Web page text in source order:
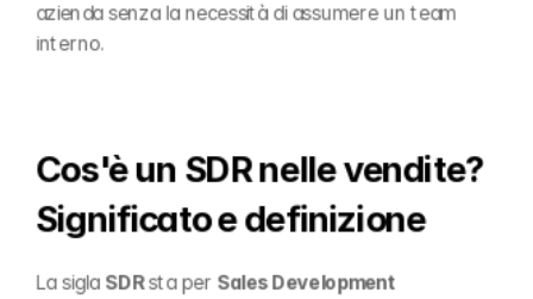
azienda senza la necessità di assumere un team
interno.
Cos'è un SDR nelle vendite?
Significato e definizione
La sigla SDR sta per Sales Development